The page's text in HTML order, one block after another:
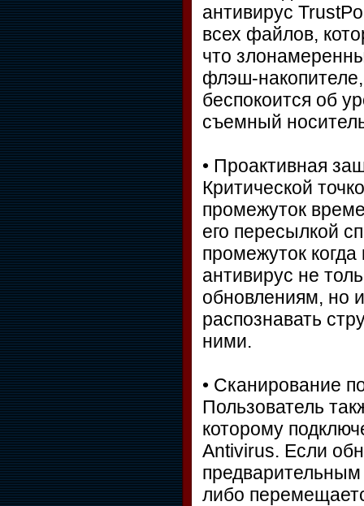
антивирус
всех файлов,
что
флэш-
беспокоится об
съемный
• Проактивная
Критической
промежуток
его пересылкой
промежуток
антивирус не
обновлениям, но
распознавать
ними.
• Сканирование
Пользователь
которому
Antivirus. Если
либо